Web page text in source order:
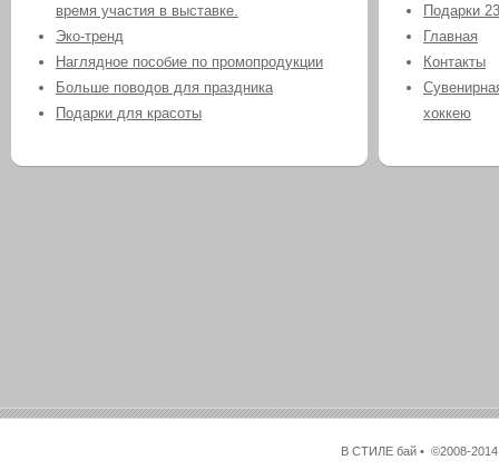
время участия в выставке.
Эко-тренд
Наглядное пособие по промопродукции
Больше поводов для праздника
Подарки для красоты
Подарки
Главная
Контакты
хоккею
В СТИЛЕ бай • ©2008-